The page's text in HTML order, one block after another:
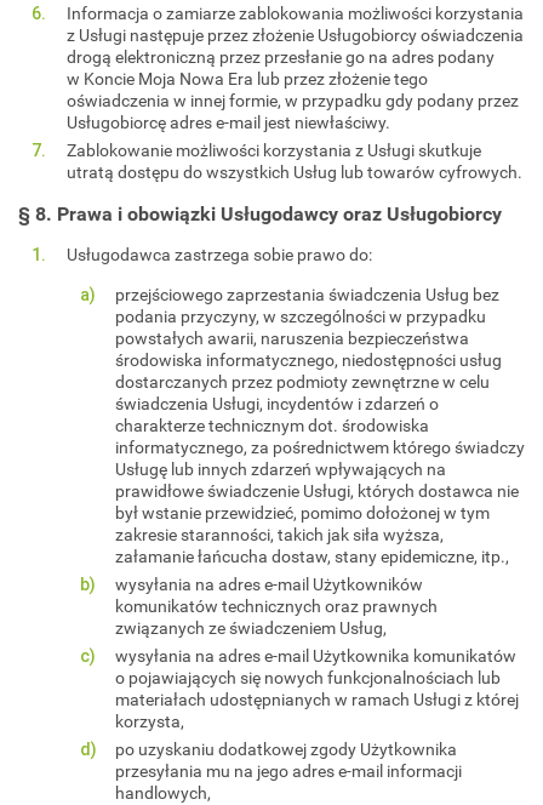
Informacja o zamiarze zablokowania możliwości korzystania
z Usługi następuje przez złożenie Usługobiorcy oświadczenia
drogą elektroniczną przez przesłanie go na adres podany
w Koncie Moja Nowa Era lub przez złożenie tego
oświadczenia w innej formie, w przypadku gdy podany przez
Usługobiorcę adres e-mail jest niewłaściwy.
Zablokowanie możliwości korzystania z Usługi skutkuje
utratą dostępu do wszystkich Usług lub towarów cyfrowych.
§ 8. Prawa i obowiązki Usługodawcy oraz Usługobiorcy
Usługodawca zastrzega sobie prawo do:
przejściowego zaprzestania świadczenia Usług bez
podania przyczyny, w szczególności w przypadku
powstałych awarii, naruszenia bezpieczeństwa
środowiska informatycznego, niedostępności usług
dostarczanych przez podmioty zewnętrzne w celu
świadczenia Usługi, incydentów i zdarzeń o
charakterze technicznym dot. środowiska
informatycznego, za pośrednictwem którego świadczy
Usługę lub innych zdarzeń wpływających na
prawidłowe świadczenie Usługi, których dostawca nie
był wstanie przewidzieć, pomimo dołożonej w tym
zakresie staranności, takich jak siła wyższa,
załamanie łańcucha dostaw, stany epidemiczne, itp.,
wysyłania na adres e-mail Użytkowników
komunikatów technicznych oraz prawnych
związanych ze świadczeniem Usług,
wysyłania na adres e-mail Użytkownika komunikatów
o pojawiających się nowych funkcjonalnościach lub
materiałach udostępnianych w ramach Usługi z której
korzysta,
po uzyskaniu dodatkowej zgody Użytkownika
przesyłania mu na jego adres e-mail informacji
handlowych,